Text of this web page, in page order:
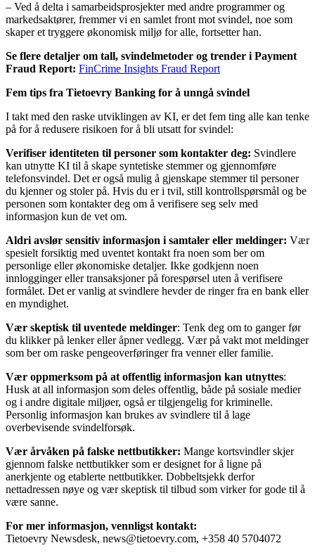
– Ved å delta i samarbeidsprosjekter med andre programmer og
markedsaktører, fremmer vi en samlet front mot svindel, noe som
skaper et tryggere økonomisk miljø for alle, fortsetter han.
Se flere detaljer om tall, svindelmetoder og trender i Payment
Fraud Report: FinCrime Insights Fraud Report
Fem tips fra Tietoevry Banking for å unngå svindel
I takt med den raske utviklingen av KI, er det fem ting alle kan tenke
på for å redusere risikoen for å bli utsatt for svindel:
Verifiser identiteten til personer som kontakter deg: Svindlere
kan utnytte KI til å skape syntetiske stemmer og gjennomføre
telefonsvindel. Det er også mulig å gjenskape stemmer til personer
du kjenner og stoler på. Hvis du er i tvil, still kontrollspørsmål og be
personen som kontakter deg om å verifisere seg selv med
informasjon kun de vet om.
Aldri avslør sensitiv informasjon i samtaler eller meldinger: Vær
spesielt forsiktig med uventet kontakt fra noen som ber om
personlige eller økonomiske detaljer. Ikke godkjenn noen
innlogginger eller transaksjoner på forespørsel uten å verifisere
formålet. Det er vanlig at svindlere hevder de ringer fra en bank eller
en myndighet.
Vær skeptisk til uventede meldinger: Tenk deg om to ganger før
du klikker på lenker eller åpner vedlegg. Vær på vakt mot meldinger
som ber om raske pengeoverføringer fra venner eller familie.
Vær oppmerksom på at offentlig informasjon kan utnyttes:
Husk at all informasjon som deles offentlig, både på sosiale medier
og i andre digitale miljøer, også er tilgjengelig for kriminelle.
Personlig informasjon kan brukes av svindlere til å lage
overbevisende svindelforsøk.
Vær årvåken på falske nettbutikker: Mange kortsvindler skjer
gjennom falske nettbutikker som er designet for å ligne på
anerkjente og etablerte nettbutikker. Dobbeltsjekk derfor
nettadressen nøye og vær skeptisk til tilbud som virker for gode til å
være sanne.
For mer informasjon, vennligst kontakt:
Tietoevry Newsdesk, news@tietoevry.com, +358 40 5704072